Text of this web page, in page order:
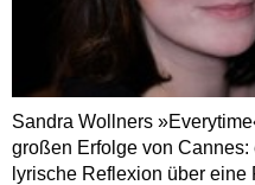
Sandra Wollners
großen Erfolge von
lyrische Reflexion über